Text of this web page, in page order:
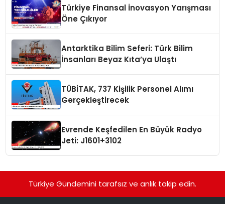
Türkiye Finansal İnovasyon Yarışması
Öne Çıkıyor
Antarktika Bilim Seferi: Türk Bilim
İnsanları Beyaz Kıta’ya Ulaştı
TÜBİTAK, 737 Kişilik Personel Alımı
Gerçekleştirecek
Evrende Keşfedilen En Büyük Radyo
Jeti: J1601+3102
Türkiye Gündemini tarafsız ve anlık takip edin.